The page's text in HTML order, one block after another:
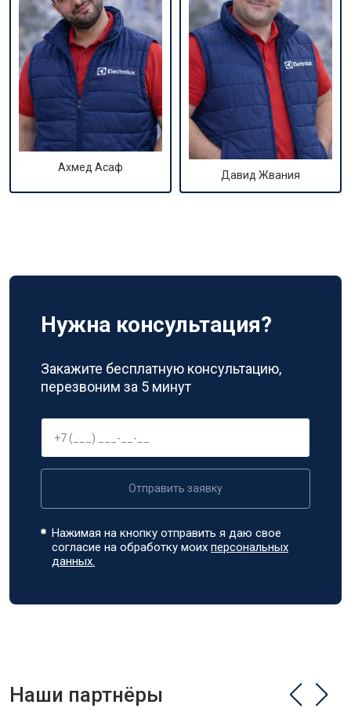
Ахмед Асаф
Давид Жвания
Нужна консультация?
Закажите бесплатную консультацию,
перезвоним за 5 минут
Отправить заявку
Нажимая на кнопку отправить я даю свое
согласие на обработку моихперсональных
данных.
Наши партнёры